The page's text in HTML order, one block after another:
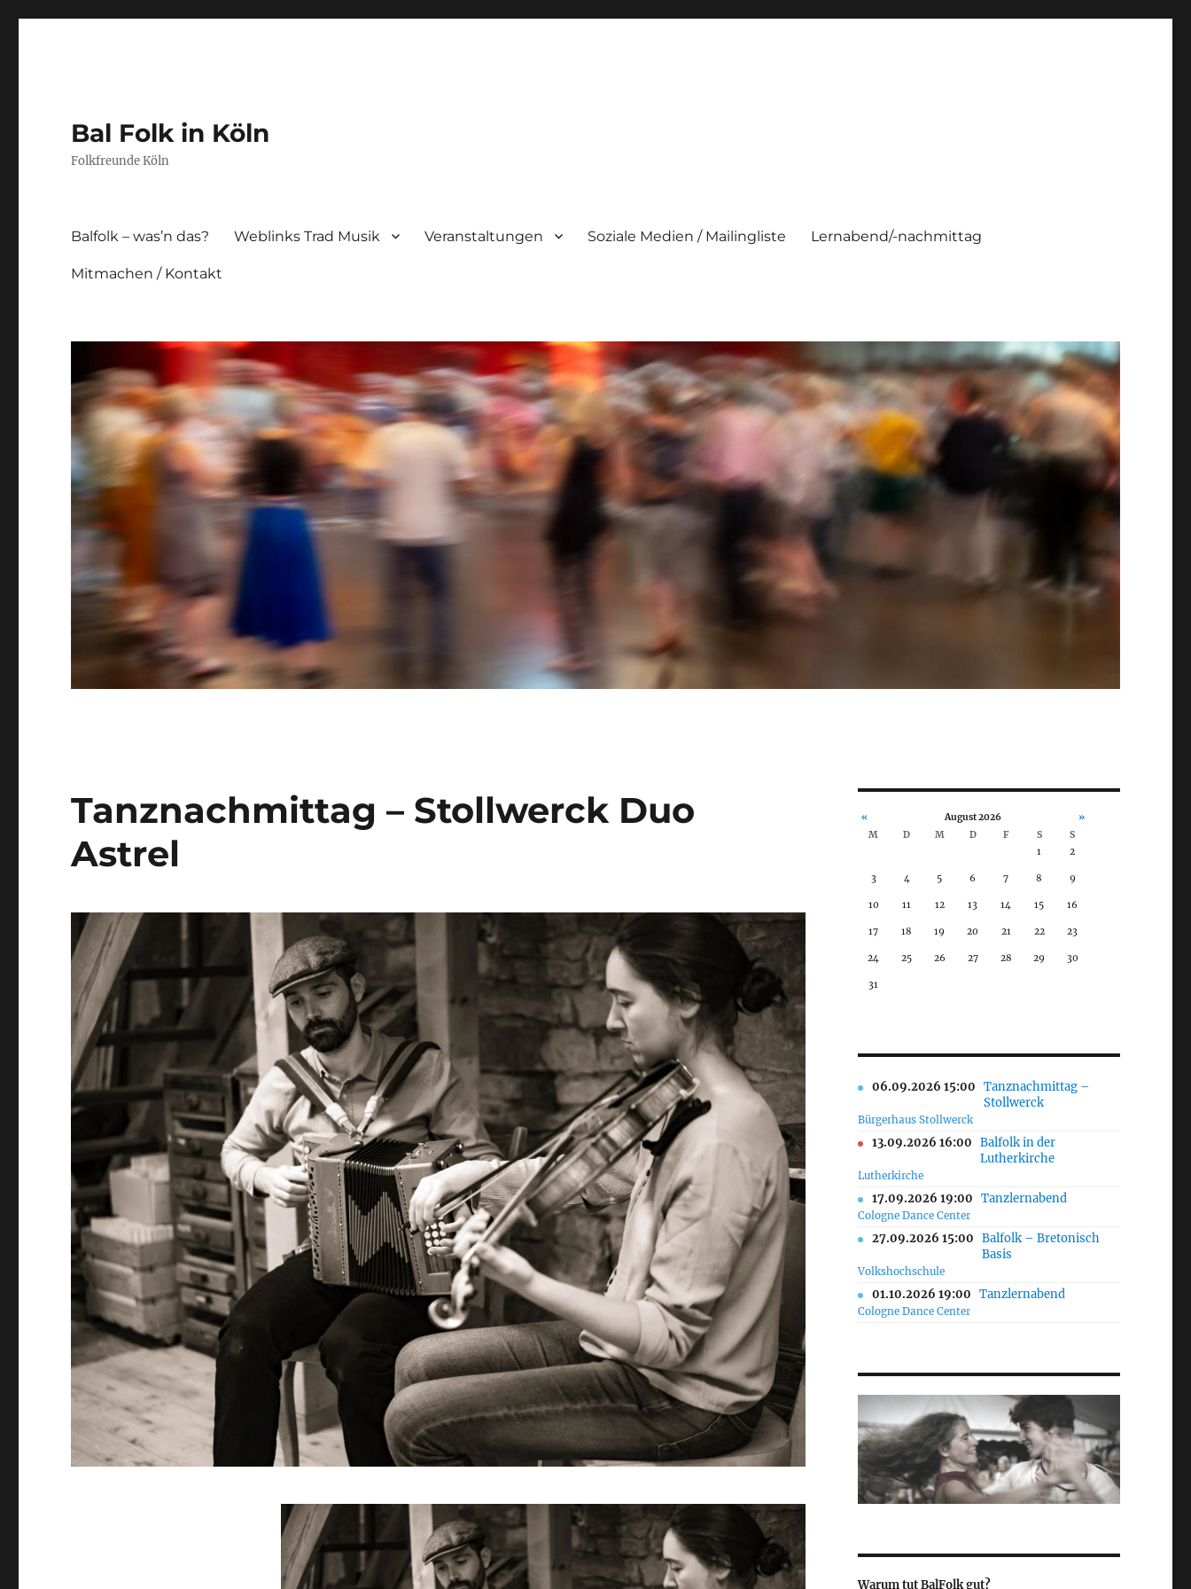
Bal Folk in Köln
Folkfreunde Köln
Balfolk – was’n das? Weblinks Trad Musik Veranstaltungen Soziale Medien / Mailingliste Lernabend/-nachmittag
Mitmachen / Kontakt
Tanznachmittag – Stollwerck Duo
Astrel
« August 2026
»
M
D M D F S
S
1
2
3 4 5 6 7 8 9
10 11 12 13 14 15 16
17 18 19 20 21 22 23
24 25 26 27 28 29 30
31
06.09.2026 15:00
Tanznachmittag –
Stollwerck
Bürgerhaus Stollwerck
13.09.2026 16:00
Balfolk in der
Lutherkirche
Lutherkirche
17.09.2026 19:00 Tanzlernabend
Cologne Dance Center
27.09.2026 15:00
Balfolk – Bretonisch
Basis
Volkshochschule
01.10.2026 19:00 Tanzlernabend
Cologne Dance Center
Warum tut BalFolk gut?